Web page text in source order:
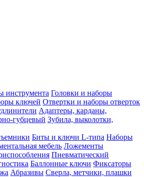
инструмента Головки и наборы
ключей Отвертки и наборы отверток
Адаптеры, карданы,
губцевый Зубила, выколотки,
Биты и ключи L-типа Наборы
мебель Ложементы
Пневматический
Баллонные ключи Фиксаторы
Абразивы Сверла, метчики, плашки